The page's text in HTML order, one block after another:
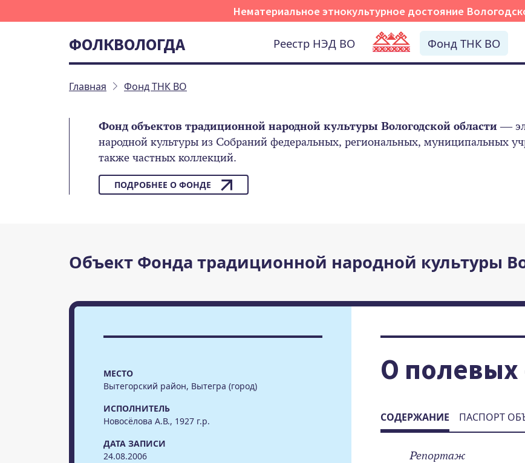
Нематериальное этнокультурное достояние
ФОЛКВОЛОГДА Реестр НЭД ВО Фонд ТНК ВО
Главная Фонд ТНК ВО
Фонд объектов традиционной народной культуры Вологодской области—
народной культуры из Собраний федеральных, региональных, муниципальных
также частных коллекций.
ПОДРОБНЕЕ О ФОНДЕ
Объект Фонда традиционной народной культуры
МЕСТО
Вытегорский район, Вытегра (город)
ИСПОЛНИТЕЛЬ
Новосёлова А.В., 1927 г.р.
ДАТА ЗАПИСИ
24.08.2006
О полевых
СОДЕРЖАНИЕ ПАСПОРТ
Репортаж